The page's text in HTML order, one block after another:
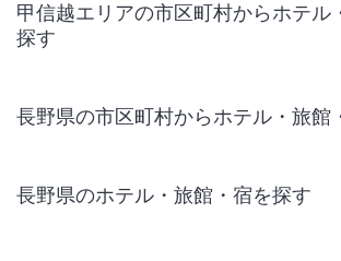
甲信越エリアの市区町村からホテル
探す
長野県の市区町村からホテル・旅館
長野県のホテル・旅館・宿を探す